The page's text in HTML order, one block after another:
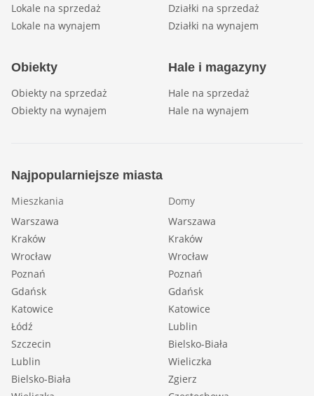
Lokale na sprzedaż
Lokale na wynajem
Działki na sprzedaż
Działki na wynajem
Obiekty
Obiekty na sprzedaż
Obiekty na wynajem
Hale i magazyny
Hale na sprzedaż
Hale na wynajem
Najpopularniejsze miasta
Mieszkania
Warszawa
Kraków
Wrocław
Poznań
Gdańsk
Katowice
Łódź
Szczecin
Lublin
Bielsko-Biała
Domy
Warszawa
Kraków
Wrocław
Poznań
Gdańsk
Katowice
Lublin
Bielsko-Biała
Wieliczka
Zgierz